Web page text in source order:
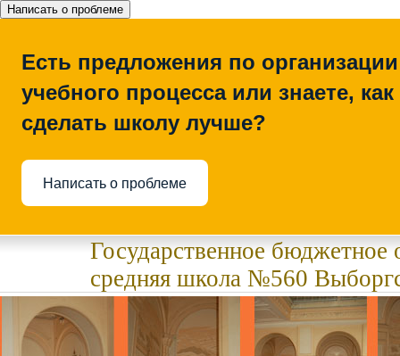
Написать о проблеме
Есть предложения по организации
учебного процесса или знаете, как
сделать школу лучше?
Написать о проблеме
Государственное бюджетное
средняя школа №560